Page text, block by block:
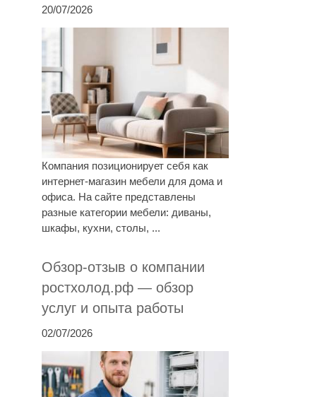
20/07/2026
Компания позиционирует себя как
интернет-магазин мебели для дома и
офиса. На сайте представлены
разные категории мебели: диваны,
шкафы, кухни, столы, ...
Обзор-отзыв о компании
ростхолод.рф — обзор
услуг и опыта работы
02/07/2026